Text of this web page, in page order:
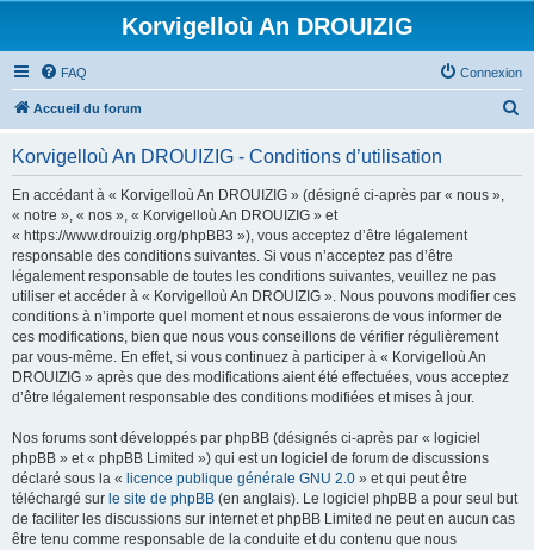
Korvigelloù An DROUIZIG
FAQ Connexion
Accueil du forum
Korvigelloù An DROUIZIG - Conditions d’utilisation
En accédant à « Korvigelloù An DROUIZIG » (désigné ci-après par « nous »,
« notre », « nos », « Korvigelloù An DROUIZIG » et
« https://www.drouizig.org/phpBB3 »), vous acceptez d’être légalement
responsable des conditions suivantes. Si vous n’acceptez pas d’être
légalement responsable de toutes les conditions suivantes, veuillez ne pas
utiliser et accéder à « Korvigelloù An DROUIZIG ». Nous pouvons modifier ces
conditions à n’importe quel moment et nous essaierons de vous informer de
ces modifications, bien que nous vous conseillons de vérifier régulièrement
par vous-même. En effet, si vous continuez à participer à « Korvigelloù An
DROUIZIG » après que des modifications aient été effectuées, vous acceptez
d’être légalement responsable des conditions modifiées et mises à jour.
Nos forums sont développés par phpBB (désignés ci-après par « logiciel
phpBB » et « phpBB Limited ») qui est un logiciel de forum de discussions
déclaré sous la « licence publique générale GNU 2.0 » et qui peut être
téléchargé sur le site de phpBB (en anglais). Le logiciel phpBB a pour seul but
de faciliter les discussions sur internet et phpBB Limited ne peut en aucun cas
être tenu comme responsable de la conduite et du contenu que nous